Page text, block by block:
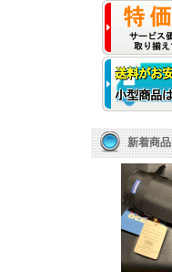
新着商品